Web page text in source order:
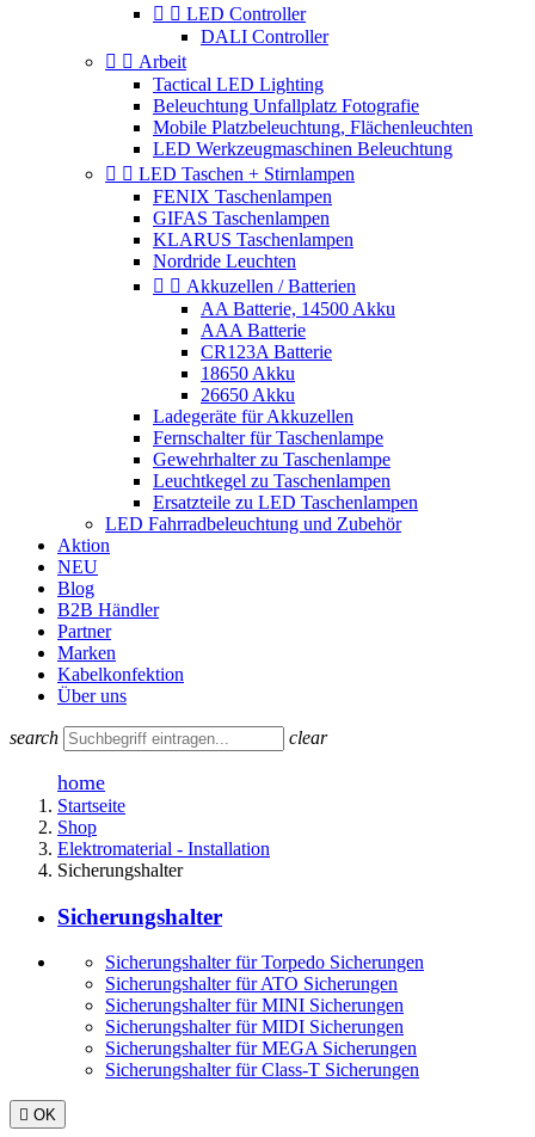
  LED Controller
DALI Controller
  Arbeit
Tactical LED Lighting
Beleuchtung Unfallplatz Fotografie
Mobile Platzbeleuchtung, Flächenleuchten
LED Werkzeugmaschinen Beleuchtung
  LED Taschen + Stirnlampen
FENIX Taschenlampen
GIFAS Taschenlampen
KLARUS Taschenlampen
Nordride Leuchten
  Akkuzellen / Batterien
AA Batterie, 14500 Akku
AAA Batterie
CR123A Batterie
18650 Akku
26650 Akku
Ladegeräte für Akkuzellen
Fernschalter für Taschenlampe
Gewehrhalter zu Taschenlampe
Leuchtkegel zu Taschenlampen
Ersatzteile zu LED Taschenlampen
LED Fahrradbeleuchtung und Zubehör
Aktion
NEU
Blog
B2B Händler
Partner
Marken
Kabelkonfektion
Über uns
search clear
home
Startseite
Shop
Elektromaterial - Installation
Sicherungshalter
Sicherungshalter
Sicherungshalter für Torpedo Sicherungen
Sicherungshalter für ATO Sicherungen
Sicherungshalter für MINI Sicherungen
Sicherungshalter für MIDI Sicherungen
Sicherungshalter für MEGA Sicherungen
Sicherungshalter für Class-T Sicherungen
 OK